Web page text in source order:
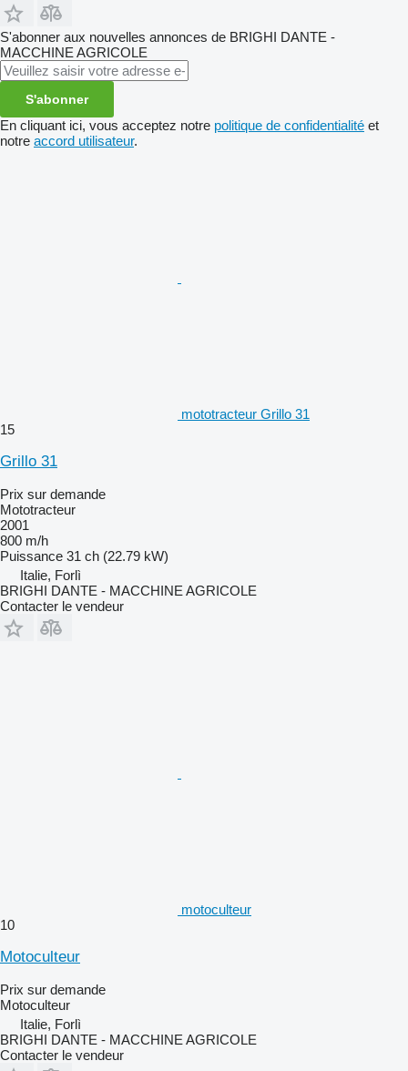
S'abonner aux nouvelles annonces de BRIGHI DANTE -
MACCHINE AGRICOLE
S'abonner
En cliquant ici, vous acceptez notre politique de confidentialité et
notre accord utilisateur.
mototracteur Grillo 31
15
Grillo 31
Prix sur demande
Mototracteur
2001
800 m/h
Puissance 31 ch (22.79 kW)
Italie, Forlì
BRIGHI DANTE - MACCHINE AGRICOLE
Contacter le vendeur
motoculteur
10
Motoculteur
Prix sur demande
Motoculteur
Italie, Forlì
BRIGHI DANTE - MACCHINE AGRICOLE
Contacter le vendeur